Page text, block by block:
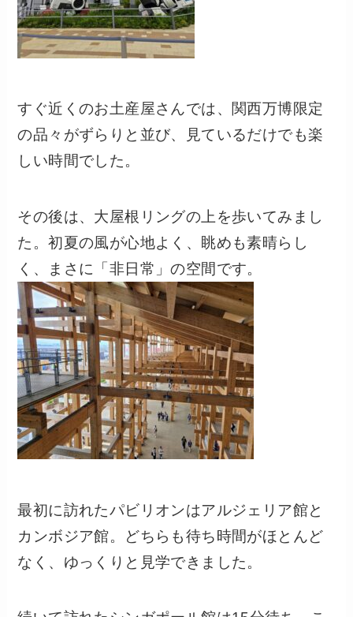
すぐ近くのお土産屋さんでは、関西万博限定
の品々がずらりと並び、見ているだけでも楽
しい時間でした。
その後は、大屋根リングの上を歩いてみまし
た。初夏の風が心地よく、眺めも素晴らし
く、まさに「非日常」の空間です。
最初に訪れたパビリオンはアルジェリア館と
カンボジア館。どちらも待ち時間がほとんど
なく、ゆっくりと見学できました。